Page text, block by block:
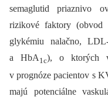
semaglutid priaznivo
rizikové faktory (obvod
glykémiu nalačno,
a HbA1c), o ktorých
v prognóze pacientov s
majú potenciálne